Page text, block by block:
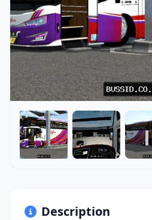
Description